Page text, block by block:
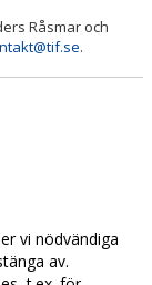
Råsmar och
.
vi nödvändiga
av.